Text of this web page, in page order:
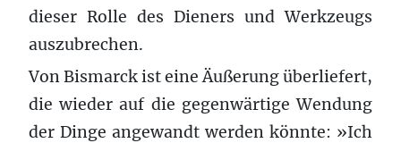
dieser Rolle des Dieners und Werkzeugs
auszubrechen.
Von Bismarck ist eine Äußerung überliefert,
die wieder auf die gegenwärtige Wendung
der Dinge angewandt werden könnte: »Ich